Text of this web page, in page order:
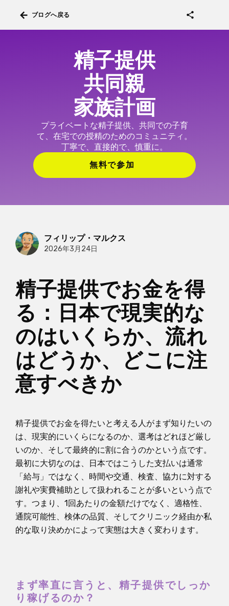
arrow_back ブログへ戻る share
精子提供
共同親
家族計画
プライベートな精子提供、共同での子育
て、在宅での授精のためのコミュニティ。
丁寧で、直接的で、慎重に。
無料で参加
フィリップ・マルクス
2026年3月24日
精子提供でお金を得
る：日本で現実的な
のはいくらか、流れ
はどうか、どこに注
意すべきか
精子提供でお金を得たいと考える人がまず知りたいの
は、現実的にいくらになるのか、選考はどれほど厳し
いのか、そして最終的に割に合うのかという点です。
最初に大切なのは、日本ではこうした支払いは通常
「給与」ではなく、時間や交通、検査、協力に対する
謝礼や実費補助として扱われることが多いという点で
す。つまり、1回あたりの金額だけでなく、適格性、
通院可能性、検体の品質、そしてクリニック経由か私
的な取り決めかによって実態は大きく変わります。
まず率直に言うと、精子提供でしっか
り稼げるのか？